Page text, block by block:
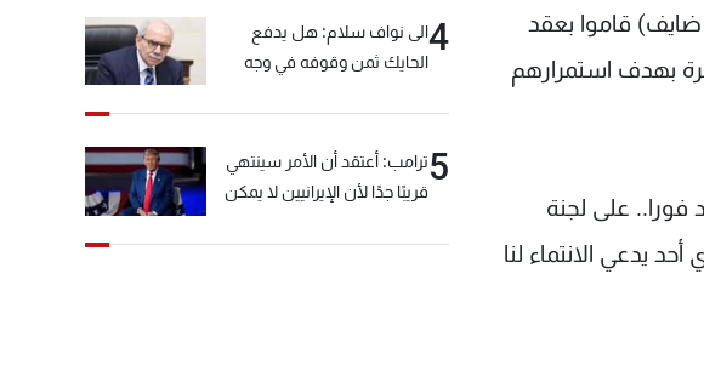
قاموا بعقد
بهدف استمرارهم
فورا.. على لجنة
يدعي الانتماء لنا
4الى نواف سلام: هل يدفع
الحايك ثمن وقوفه في وجه
5ترامب: أعتقد أن الأمر سينتهي
قريبًا جدًا لأن الإيرانيين لا يمكن